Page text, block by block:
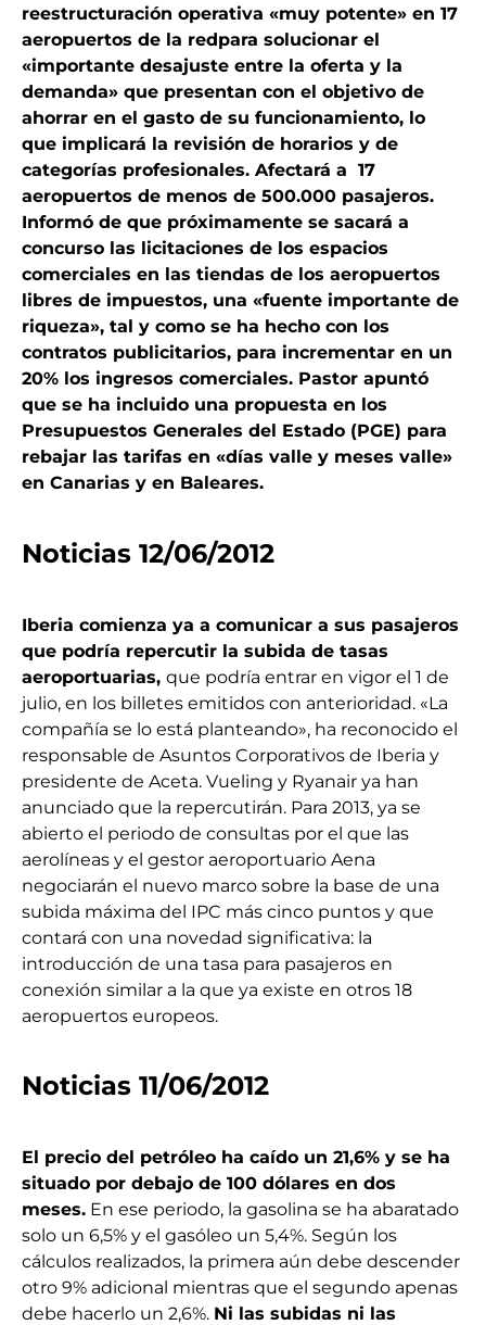
reestructuración operativa «muy potente» en 17
aeropuertos de la redpara solucionar el
«importante desajuste entre la oferta y la
demanda» que presentan con el objetivo de
ahorrar en el gasto de su funcionamiento, lo
que implicará la revisión de horarios y de
categorías profesionales. Afectará a 17
aeropuertos de menos de 500.000 pasajeros.
Informó de que próximamente se sacará a
concurso las licitaciones de los espacios
comerciales en las tiendas de los aeropuertos
libres de impuestos, una «fuente importante de
riqueza», tal y como se ha hecho con los
contratos publicitarios, para incrementar en un
20% los ingresos comerciales. Pastor apuntó
que se ha incluido una propuesta en los
Presupuestos Generales del Estado (PGE) para
rebajar las tarifas en «días valle y meses valle»
en Canarias y en Baleares.
Noticias 12/06/2012
Iberia comienza ya a comunicar a sus pasajeros
que podría repercutir la subida de tasas
aeroportuarias, que podría entrar en vigor el 1 de
julio, en los billetes emitidos con anterioridad. «La
compañía se lo está planteando», ha reconocido el
responsable de Asuntos Corporativos de Iberia y
presidente de Aceta. Vueling y Ryanair ya han
anunciado que la repercutirán. Para 2013, ya se
abierto el periodo de consultas por el que las
aerolíneas y el gestor aeroportuario Aena
negociarán el nuevo marco sobre la base de una
subida máxima del IPC más cinco puntos y que
contará con una novedad significativa: la
introducción de una tasa para pasajeros en
conexión similar a la que ya existe en otros 18
aeropuertos europeos.
Noticias 11/06/2012
El precio del petróleo ha caído un 21,6% y se ha
situado por debajo de 100 dólares en dos
meses. En ese periodo, la gasolina se ha abaratado
solo un 6,5% y el gasóleo un 5,4%. Según los
cálculos realizados, la primera aún debe descender
otro 9% adicional mientras que el segundo apenas
debe hacerlo un 2,6%. Ni las subidas ni las